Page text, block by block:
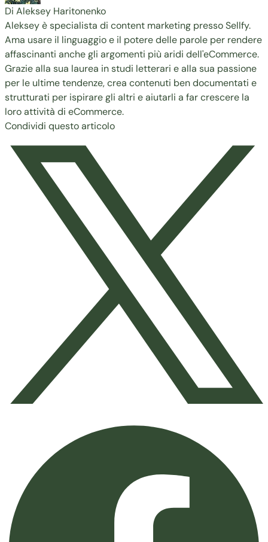
Di Aleksey Haritonenko
Aleksey è specialista di content marketing presso Sellfy.
Ama usare il linguaggio e il potere delle parole per rendere
affascinanti anche gli argomenti più aridi dell'eCommerce.
Grazie alla sua laurea in studi letterari e alla sua passione
per le ultime tendenze, crea contenuti ben documentati e
strutturati per ispirare gli altri e aiutarli a far crescere la
loro attività di eCommerce.
Condividi questo articolo